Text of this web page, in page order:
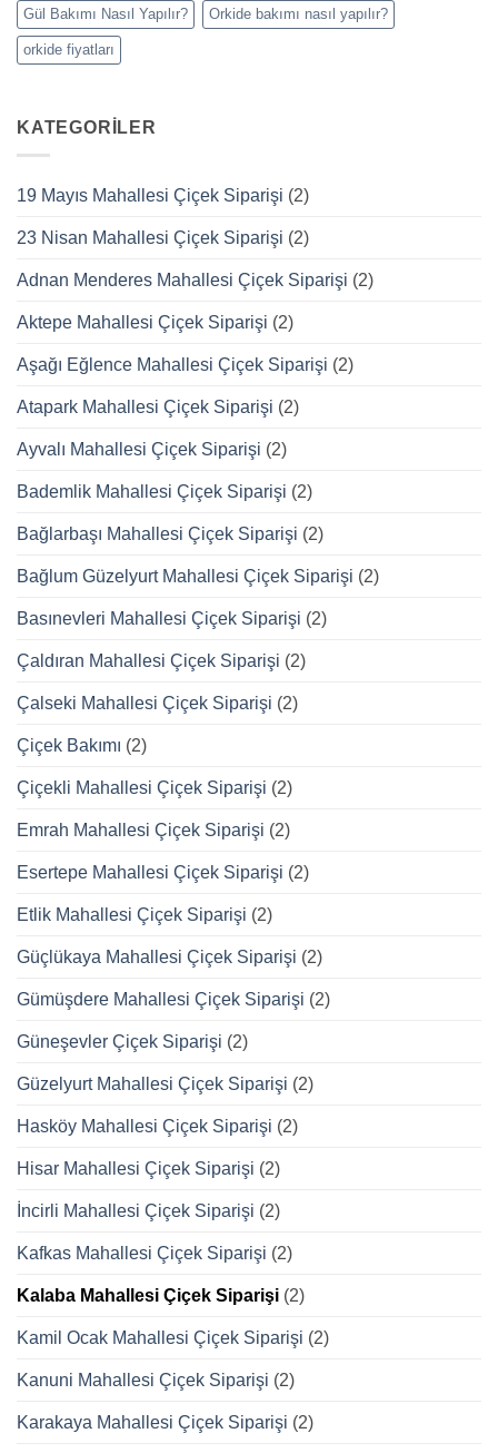
Gül Bakımı Nasıl Yapılır? Orkide bakımı nasıl yapılır?
orkide fiyatları
KATEGORILER
19 Mayıs Mahallesi Çiçek Siparişi (2)
23 Nisan Mahallesi Çiçek Siparişi (2)
Adnan Menderes Mahallesi Çiçek Siparişi (2)
Aktepe Mahallesi Çiçek Siparişi (2)
Aşağı Eğlence Mahallesi Çiçek Siparişi (2)
Atapark Mahallesi Çiçek Siparişi (2)
Ayvalı Mahallesi Çiçek Siparişi (2)
Bademlik Mahallesi Çiçek Siparişi (2)
Bağlarbaşı Mahallesi Çiçek Siparişi (2)
Bağlum Güzelyurt Mahallesi Çiçek Siparişi (2)
Basınevleri Mahallesi Çiçek Siparişi (2)
Çaldıran Mahallesi Çiçek Siparişi (2)
Çalseki Mahallesi Çiçek Siparişi (2)
Çiçek Bakımı (2)
Çiçekli Mahallesi Çiçek Siparişi (2)
Emrah Mahallesi Çiçek Siparişi (2)
Esertepe Mahallesi Çiçek Siparişi (2)
Etlik Mahallesi Çiçek Siparişi (2)
Güçlükaya Mahallesi Çiçek Siparişi (2)
Gümüşdere Mahallesi Çiçek Siparişi (2)
Güneşevler Çiçek Siparişi (2)
Güzelyurt Mahallesi Çiçek Siparişi (2)
Hasköy Mahallesi Çiçek Siparişi (2)
Hisar Mahallesi Çiçek Siparişi (2)
İncirli Mahallesi Çiçek Siparişi (2)
Kafkas Mahallesi Çiçek Siparişi (2)
Kalaba Mahallesi Çiçek Siparişi (2)
Kamil Ocak Mahallesi Çiçek Siparişi (2)
Kanuni Mahallesi Çiçek Siparişi (2)
Karakaya Mahallesi Çiçek Siparişi (2)